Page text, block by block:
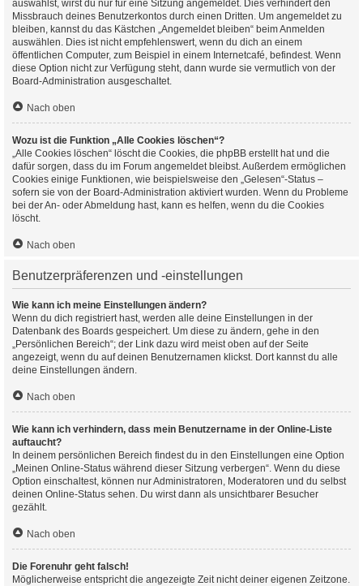
auswählst, wirst du nur für eine Sitzung angemeldet. Dies verhindert den
Missbrauch deines Benutzerkontos durch einen Dritten. Um angemeldet zu
bleiben, kannst du das Kästchen „Angemeldet bleiben“ beim Anmelden
auswählen. Dies ist nicht empfehlenswert, wenn du dich an einem
öffentlichen Computer, zum Beispiel in einem Internetcafé, befindest. Wenn
diese Option nicht zur Verfügung steht, dann wurde sie vermutlich von der
Board-Administration ausgeschaltet.
Nach oben
Wozu ist die Funktion „Alle Cookies löschen“?
„Alle Cookies löschen“ löscht die Cookies, die phpBB erstellt hat und die
dafür sorgen, dass du im Forum angemeldet bleibst. Außerdem ermöglichen
Cookies einige Funktionen, wie beispielsweise den „Gelesen“-Status –
sofern sie von der Board-Administration aktiviert wurden. Wenn du Probleme
bei der An- oder Abmeldung hast, kann es helfen, wenn du die Cookies
löscht.
Nach oben
Benutzerpräferenzen und -einstellungen
Wie kann ich meine Einstellungen ändern?
Wenn du dich registriert hast, werden alle deine Einstellungen in der
Datenbank des Boards gespeichert. Um diese zu ändern, gehe in den
„Persönlichen Bereich“; der Link dazu wird meist oben auf der Seite
angezeigt, wenn du auf deinen Benutzernamen klickst. Dort kannst du alle
deine Einstellungen ändern.
Nach oben
Wie kann ich verhindern, dass mein Benutzername in der Online-Liste
auftaucht?
In deinem persönlichen Bereich findest du in den Einstellungen eine Option
„Meinen Online-Status während dieser Sitzung verbergen“. Wenn du diese
Option einschaltest, können nur Administratoren, Moderatoren und du selbst
deinen Online-Status sehen. Du wirst dann als unsichtbarer Besucher
gezählt.
Nach oben
Die Forenuhr geht falsch!
Möglicherweise entspricht die angezeigte Zeit nicht deiner eigenen Zeitzone.